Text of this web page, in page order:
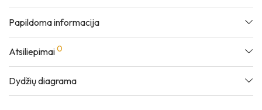
Papildoma informacija
Atsiliepimai0
Dydžių diagrama